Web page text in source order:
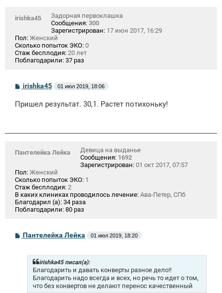
irishka45
Задорная первоклашка
Сообщения: 300
Зарегистрирован: 17 июн 2017, 16:29
Пол: Женский
Сколько попыток ЭКО: 0
Стаж бесплодия: 20 лет
Поблагодарили: 37 раз
С
о
б
и
irishka45 01 июл 2019, 18:06
Пришел результат. 30,1. Растет потихоньку!
Пантелейка Лейка
Девица на выданье
Сообщения: 1692
Зарегистрирован: 01 окт 2017, 07:57
Пол: Женский
Сколько попыток ЭКО: 1
Стаж бесплодия: 2
В каких клиниках проводилось лечение: Ава-Петер, СПб
Благодарил (а): 34 раза
Поблагодарили: 80 раз
С
о
Пантелейка Лейка 01 июл 2019, 18:20
irishka45 писал(а):
Благодарить и давать конверты разное дело!!
Благодарить надо всегда и всех, но речь то идет о том,
что без конвертов не делают перенос качественный